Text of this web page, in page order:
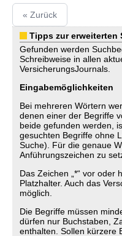
« Zurück
Tipps zur erweiterten
Gefunden werden
Schreibweise in allen
VersicherungsJournals.
Eingabemöglichkeiten
Bei mehreren Wörtern
denen einer der Begriffe
beide gefunden werden,
gesuchten Begriffe ohne
Suche). Für die genaue
Anführungszeichen zu
Das Zeichen „*“ vor oder
Platzhalter. Auch das
möglich.
Die Begriffe müssen
dürfen nur Buchstaben,
enthalten. Sollen kürzere